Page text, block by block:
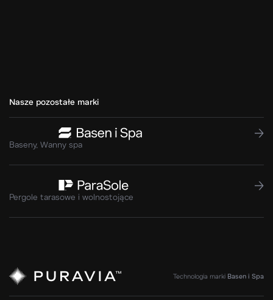
Nasze pozostałe marki
Baseny, Wanny spa
Pergole tarasowe i wolnostojące
Technologia marki Basen i Spa